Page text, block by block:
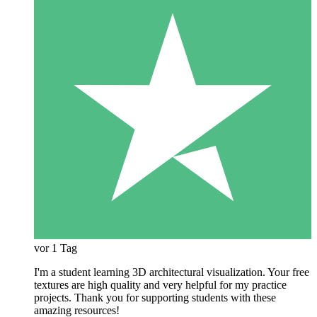
vor 1 Tag
I'm a student learning 3D architectural visualization. Your free
textures are high quality and very helpful for my practice
projects. Thank you for supporting students with these
amazing resources!